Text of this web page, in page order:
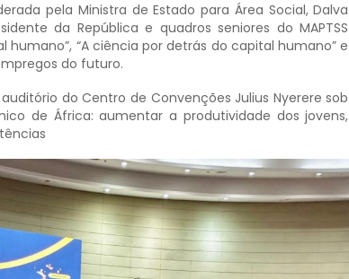
pela Ministra de Estado para Área Social, Dalva
da República e quadros seniores do MAPTSS
“A ciência por detrás do capital humano” e
do futuro.
do Centro de Convenções Julius Nyerere sob
de África: aumentar a produtividade dos jovens,